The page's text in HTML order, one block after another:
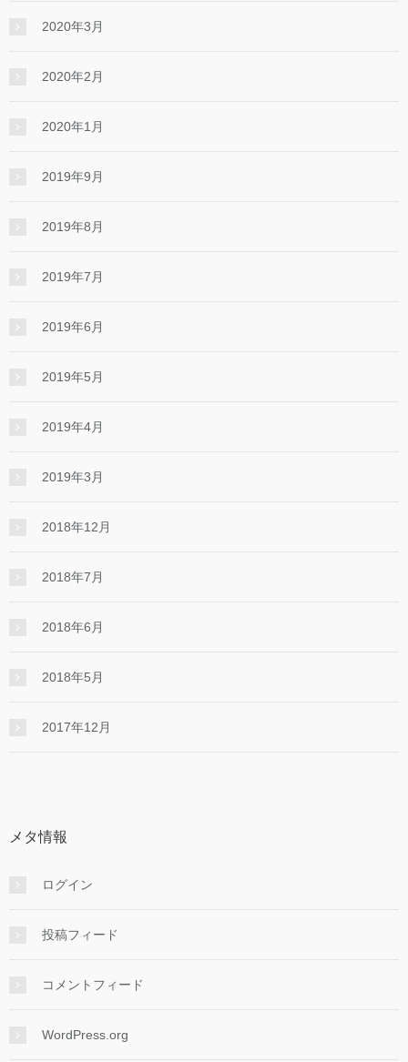
2020年3月
2020年2月
2020年1月
2019年9月
2019年8月
2019年7月
2019年6月
2019年5月
2019年4月
2019年3月
2018年12月
2018年7月
2018年6月
2018年5月
2017年12月
メタ情報
ログイン
投稿フィード
コメントフィード
WordPress.org